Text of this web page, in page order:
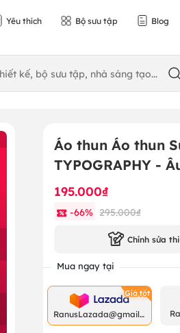
Yêu thích Bộ sưu tập Blog
Áo thun Áo thun
TYPOGRAPHY -
195.000₫
-66% 295.000₫
Chỉnh sửa
Mua ngay tại
RanusLazada@gmail.
com